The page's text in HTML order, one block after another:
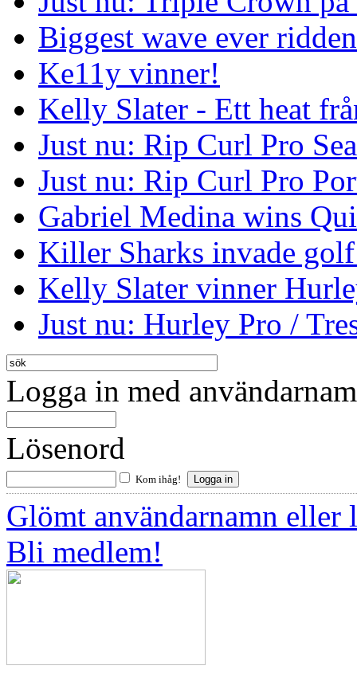
Biggest wave ever
Ke11y vinner!
Kelly Slater - Ett heat
Just nu: Rip Curl Pro
Just nu: Rip Curl Pro
Gabriel Medina wins
Killer Sharks invade
Kelly Slater vinner
Just nu: Hurley Pro /
Logga in med
Lösenord
Kom ihåg!
Glömt användarnamn eller
Bli medlem!